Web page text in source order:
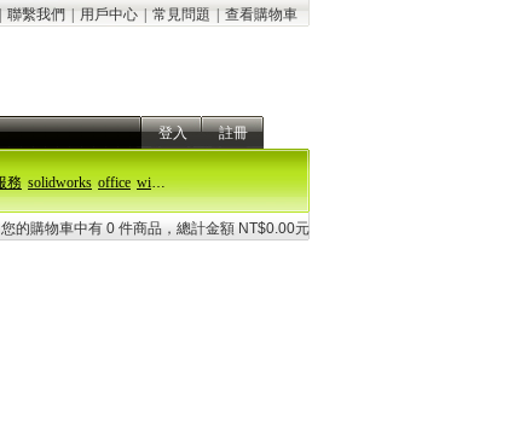
聯繫我們 用戶中心 常見問題 查看購物車
登入 註冊
務 solidworks office windows 11
您的購物車中有 0 件商品，總計金額 NT$0.00元